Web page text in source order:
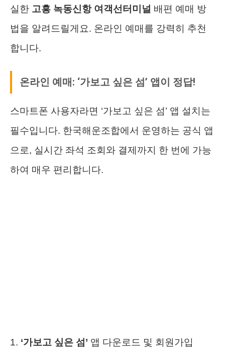
실한 고흥 녹동신항 여객선터미널 배편 예매 방
법을 알려드릴게요. 온라인 예매를 강력히 추천
합니다.
온라인 예매: ‘가보고 싶은 섬’ 앱이 정답!
스마트폰 사용자라면 ‘가보고 싶은 섬’ 앱 설치는
필수입니다. 한국해운조합에서 운영하는 공식 앱
으로, 실시간 좌석 조회와 결제까지 한 번에 가능
하여 매우 편리합니다.
‘가보고 싶은 섬’ 앱 다운로드 및 회원가입